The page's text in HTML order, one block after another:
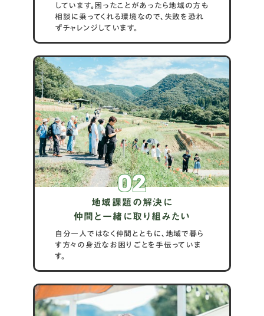
しています。困ったことがあったら地域の方も
相談に乗ってくれる環境なので、失敗を恐れ
ずチャレンジしています。
02
地域課題の解決に
仲間と一緒に取り組みたい
自分一人ではなく仲間とともに、地域で暮ら
す方々の身近なお困りごとを手伝っていま
す。